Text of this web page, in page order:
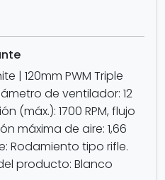
| 120mm PWM Triple
de ventilador: 12
(máx.): 1700 RPM, flujo
máxima de aire: 1,66
Rodamiento tipo rifle.
producto: Blanco